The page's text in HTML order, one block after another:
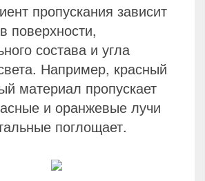
пропускания зависит
поверхности,
состава и угла
Например, красный
материал пропускает
и оранжевые лучи
поглощает.